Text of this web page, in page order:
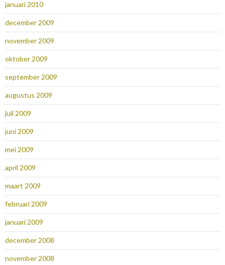
januari 2010
december 2009
november 2009
oktober 2009
september 2009
augustus 2009
juli 2009
juni 2009
mei 2009
april 2009
maart 2009
februari 2009
januari 2009
december 2008
november 2008